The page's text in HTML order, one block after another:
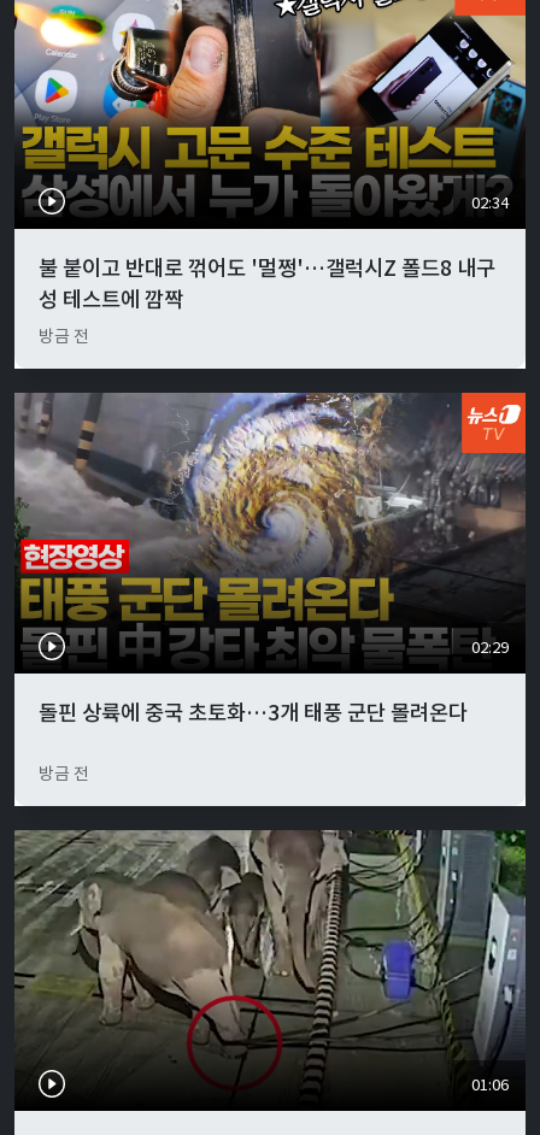
02:34
불 붙이고 반대로 꺾어도 '멀쩡'…갤럭시Z 폴드8 내구
성 테스트에 깜짝
방금 전
02:29
돌핀 상륙에 중국 초토화…3개 태풍 군단 몰려온다
방금 전
01:06